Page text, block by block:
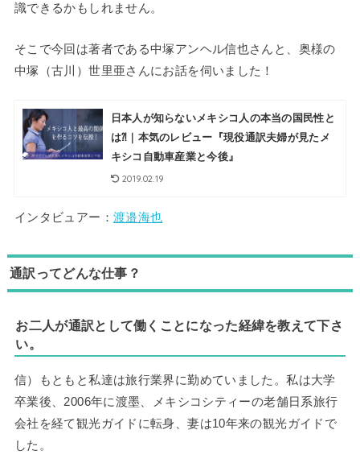
識できるかもしれません。
そこで今回は著者である中塚アンヘル信也さんと、奥様の
中塚（古川）世里亜さんにお話を伺いました！
日本人が知らないメキシコ人の本当の国民性と
は⁈｜本気のレビュー『現役通訳夫婦が見たメ
キシコ自動車産業と今後』
2019.02.19
インタビュアー： 渡邉海也
通訳ってどんな仕事？
お二人が通訳として働くことになった経緯を教えて下さ
い。
信）もともと私達は旅行業界に勤めていました。私は大学
卒業後、2006年に渡墨、メキシコシティーの老舗日系旅行
会社を経て観光ガイドに転身、妻は10年来の観光ガイドで
した。